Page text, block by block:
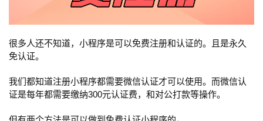
很多人还不知道，小程序是可以免费注册和认证的。且是永久
免认证。
我们都知道注册小程序都需要微信认证才可以使用。而微信认
证是每年都需要缴纳300元认证费，和对公打款等操作。